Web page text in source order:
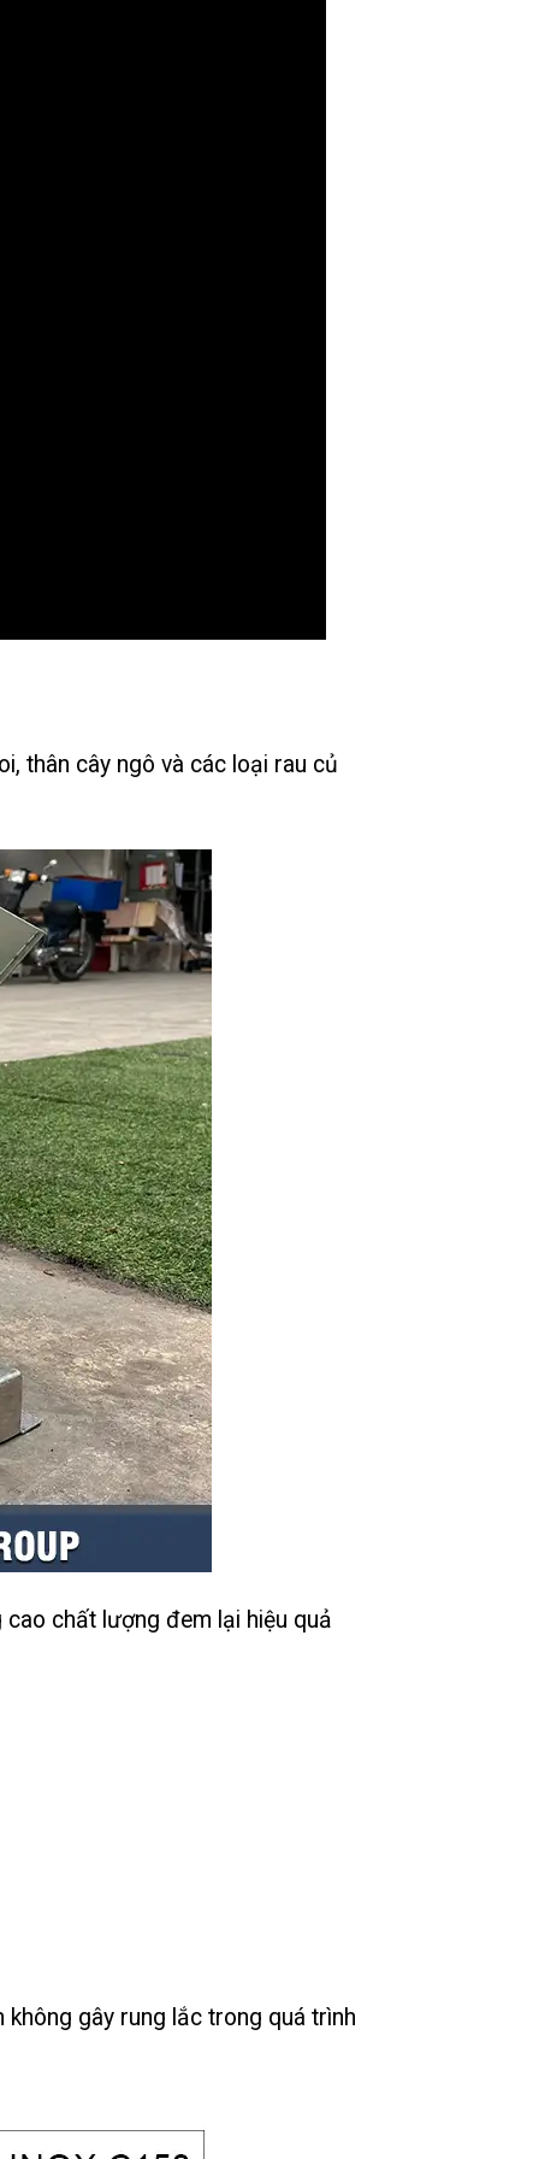
thân cây ngô và các loại rau củ
chất lượng đem lại hiệu quả
gây rung lắc trong quá trình